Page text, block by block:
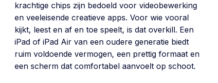
krachtige chips zijn bedoeld voor videobewerking
en veeleisende creatieve apps. Voor wie vooral
kijkt, leest en af en toe speelt, is dat overkill. Een
iPad of iPad Air van een oudere generatie biedt
ruim voldoende vermogen, een prettig formaat en
een scherm dat comfortabel aanvoelt op schoot.